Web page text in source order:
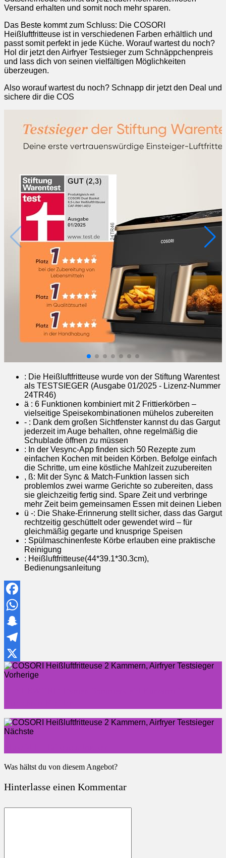
Versand erhalten und somit noch mehr sparen.
Das Beste kommt zum Schluss: Die COSORI
Heißluftfritteuse ist in verschiedenen Farben erhältlich und
passt somit perfekt in jede Küche. Worauf wartest du noch?
Hol dir jetzt den Airfryer Testsieger zum Schnäppchenpreis
und lass dich von seinen vielfältigen Möglichkeiten
überzeugen.
Also worauf wartest du noch? Schnapp dir jetzt den Deal und
sichere dir die COS
: Die Heißluftfritteuse wurde von der Stiftung Warentest
als TESTSIEGER (Ausgabe 01/2025 - Lizenz-Nummer
24TR46)
ä : 6 Funktionen kombiniert mit 2 Frittierkörben –
vielseitige Speisekombinationen mühelos zubereiten
- : Dank dem großen Sichtfenster kannst du das Gargut
jederzeit im Auge behalten, ohne regelmäßig die
Schublade öffnen zu müssen
: In der Vesync-App finden sich 50 Rezepte zum
einfachen Kochen mit beiden Körben. Befolge einfach
die Schritte, um eine köstliche Mahlzeit zuzubereiten
, ß: Mit der Sync & Match-Funktion lassen sich
problemlos zwei warme Gerichte so zubereiten, dass
sie gleichzeitig fertig sind. Spare Zeit und verbringe
mehr Zeit beim gemeinsamen Essen mit deinen Lieben
ü -: Die Shake-Erinnerung stellt sicher, dass das Gargut
rechtzeitig geschüttelt oder gewendet wird – für
gleichmäßig gegarte und knusprige Speisen
: Spülmaschinenfeste Körbe erlauben eine praktische
Reinigung
: Heißluftfritteuse(44*39.1*30.3cm),
Bedienungsanleitung
Facebook
WhatsApp
Snapchat
Telegram
X
Vorherige
Nächste
Was hältst du von diesem Angebot?
Hinterlasse einen Kommentar